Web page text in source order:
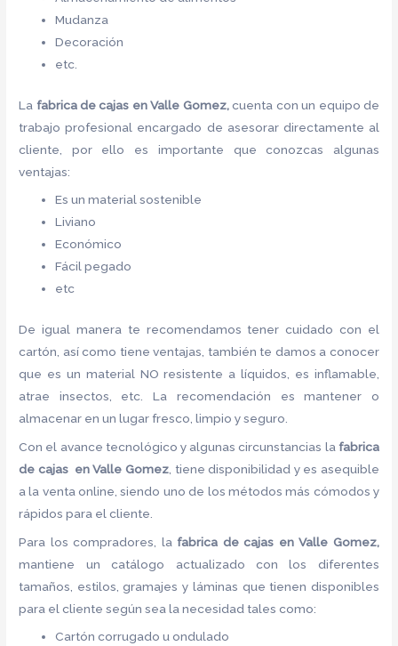
Mudanza
Decoración
etc.
La fabrica de cajas en Valle Gomez,cuenta con un equipo de
trabajo profesional encargado de asesorar directamente al
cliente, por ello es importante que conozcas algunas
ventajas:
Es un material sostenible
Liviano
Económico
Fácil pegado
etc
De igual manera te recomendamos tener cuidado con el
cartón, así como tiene ventajas, también te damos a conocer
que es un material NO resistente a líquidos, es inflamable,
atrae insectos, etc. La recomendación es mantener o
almacenar en un lugar fresco, limpio y seguro.
Con el avance tecnológico y algunas circunstancias la fabrica
de cajas en Valle Gomez , tiene disponibilidad y es asequible
a la venta online, siendo uno de los métodos más cómodos y
rápidos para el cliente.
Para los compradores, lafabrica de cajas en Valle Gomez,
mantiene un catálogo actualizado con los diferentes
tamaños, estilos, gramajes y láminas que tienen disponibles
para el cliente según sea la necesidad tales como:
Cartón corrugado u ondulado